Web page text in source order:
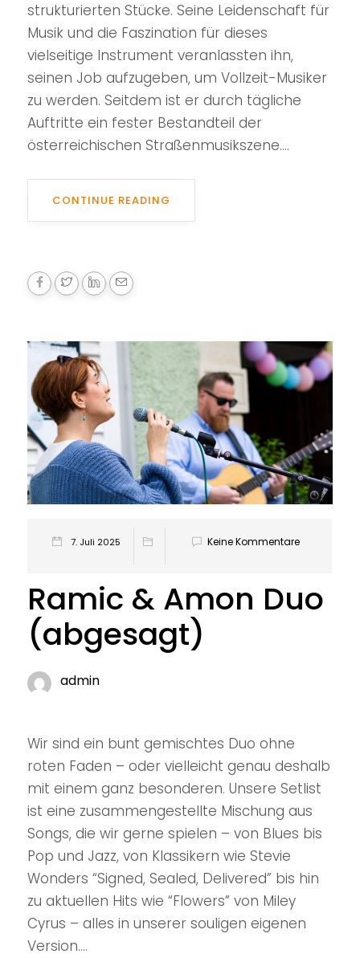
strukturierten Stücke. Seine Leidenschaft für
Musik und die Faszination für dieses
vielseitige Instrument veranlassten ihn,
seinen Job aufzugeben, um Vollzeit-Musiker
zu werden. Seitdem ist er durch tägliche
Auftritte ein fester Bestandteil der
österreichischen Straßenmusikszene....
CONTINUE READING
7. Juli 2025 Keine Kommentare
Ramic & Amon Duo
(abgesagt)
admin
Wir sind ein bunt gemischtes Duo ohne
roten Faden – oder vielleicht genau deshalb
mit einem ganz besonderen. Unsere Setlist
ist eine zusammengestellte Mischung aus
Songs, die wir gerne spielen – von Blues bis
Pop und Jazz, von Klassikern wie Stevie
Wonders “Signed, Sealed, Delivered” bis hin
zu aktuellen Hits wie “Flowers” von Miley
Cyrus – alles in unserer souligen eigenen
Version....